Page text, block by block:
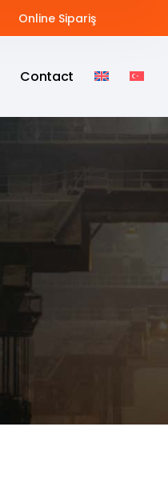
Online Sipariş
Contact